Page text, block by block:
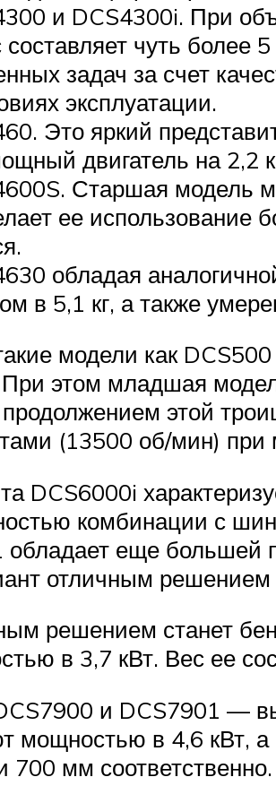
и DCS4300i. При
чуть более
задач за счет
эксплуатации.
Это яркий
двигатель на
Старшая модель
ее
обладая
в 5,1 кг, а также
модели как
При этом младшая
этой
(13500 об/мин) при
DCS6000i
комбинации с
обладает еще большей
отличным
решением станет
в 3,7 кВт. Вес ее
и DCS7901 —
мощностью в 4,6 кВт, а
700 мм соответственно.